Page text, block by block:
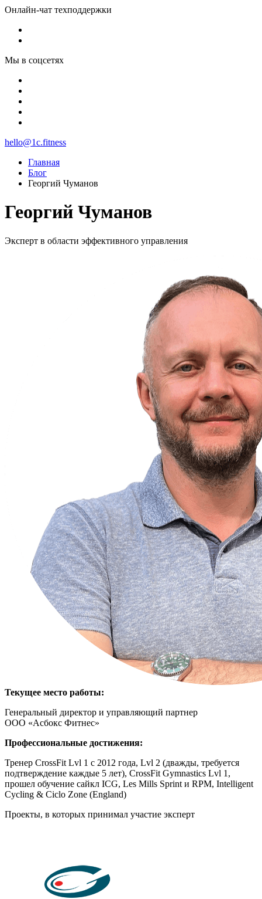
Онлайн-чат техподдержки
Мы в соцсетях
hello@1c.fitness
Главная
Блог
Георгий Чуманов
Георгий Чуманов
Эксперт в области эффективного управления
Текущее место работы:
Генеральный директор и управляющий партнер
ООО «Асбокс Фитнес»
Профессиональные достижения:
Тренер CrossFit Lvl 1 с 2012 года, Lvl 2 (дважды, требуется
подтверждение каждые 5 лет), CrossFit Gymnastics Lvl 1,
прошел обучение сайкл ICG, Les Mills Sprint и RPM, Intelligent
Cycling & Ciclo Zone (England)
Проекты, в которых принимал участие эксперт